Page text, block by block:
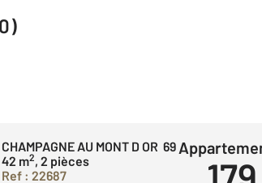
CHAMPAGNE AU MONT D OR 69
42 m2, 2 pièces
Ref : 22687